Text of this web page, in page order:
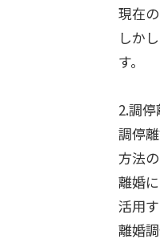
現在
しか
す。
2.調
調停
方法
離婚
活用
離婚